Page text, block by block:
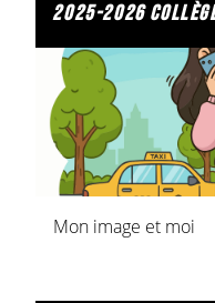
2025-2026
Mon image et moi